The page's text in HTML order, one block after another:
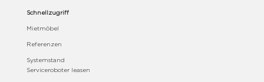
Schnellzugriff
Mietmöbel
Referenzen
Systemstand
Serviceroboter leasen